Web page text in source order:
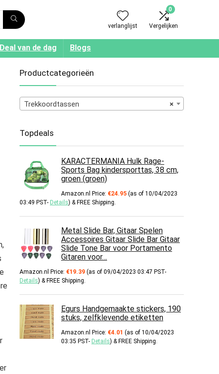
verlanglijst
0
Vergelijken
Deal van de dag Blogs
Productcategorieën
×
Trekkoordtassen
Topdeals
KARACTERMANIA Hulk Rage-
Sports Bag kindersporttas, 38 cm,
groen (groen)
Amazon.nl Price: €24.95 (as of 10/04/2023
03:49 PST- Details) & FREE Shipping.
Metal Slide Bar, Gitaar Spelen
Accessoires Gitaar Slide Bar Gitaar
Slide Tone Bar voor Portamento
Gitaren voor…
Amazon.nl Price: €19.39 (as of 09/04/2023 03:47 PST-
Details) & FREE Shipping.
Egurs Handgemaakte stickers, 190
stuks, zelfklevende etiketten
Amazon.nl Price: €4.01 (as of 10/04/2023
03:35 PST- Details) & FREE Shipping.